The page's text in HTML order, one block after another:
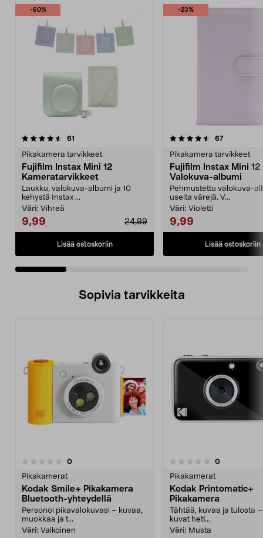
-60%
61
Pikakamera tarvikkeet
Fujifilm Instax Mini 12
Kameratarvikkeet
Laukku, valokuva-albumi ja 10
kehystä Instax ...
Väri: Vihreä
9,99 24,99
Lisää ostoskoriin
-23%
4.5 viidestä
67arvostelut
Pikakamera tarvikkeet
Fujifilm Instax Mini 12
Valokuva-albumi
Pehmustettu valokuva-
useita värejä. V...
Väri: Violetti
9,99
Lisää ostoskoriin
4.5 viidestä
Sopivia tarvikkeita
0arvostelut
Pikakamerat
Kodak Smile+ Pikakamera
Bluetooth-yhteydellä
Personoi pikavalokuvasi – kuvaa,
muokkaa ja t...
Väri: Valkoinen
0.0 viidestä
0arvostelut
Pikakamerat
Kodak Printomatic+
Pikakamera
Tähtää, kuvaa ja tulosta
kuvat heti...
Väri: Musta
0.0 viidestä